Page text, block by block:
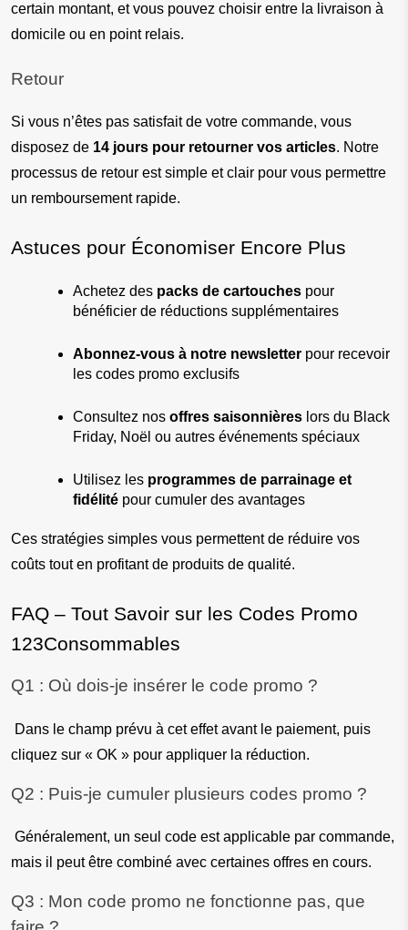
certain montant, et vous pouvez choisir entre la livraison à
domicile ou en point relais.
Retour
Si vous n’êtes pas satisfait de votre commande, vous
disposez de 14 jours pour retourner vos articles. Notre
processus de retour est simple et clair pour vous permettre
un remboursement rapide.
Astuces pour Économiser Encore Plus
Achetez des packs de cartouches pour
bénéficier de réductions supplémentaires
Abonnez-vous à notre newsletter pour recevoir
les codes promo exclusifs
Consultez nos offres saisonnières lors du Black
Friday, Noël ou autres événements spéciaux
Utilisez les programmes de parrainage et
fidélité pour cumuler des avantages
Ces stratégies simples vous permettent de réduire vos
coûts tout en profitant de produits de qualité.
FAQ – Tout Savoir sur les Codes Promo
123Consommables
Q1 : Où dois-je insérer le code promo ?
Dans le champ prévu à cet effet avant le paiement, puis
cliquez sur « OK » pour appliquer la réduction.
Q2 : Puis-je cumuler plusieurs codes promo ?
Généralement, un seul code est applicable par commande,
mais il peut être combiné avec certaines offres en cours.
Q3 : Mon code promo ne fonctionne pas, que